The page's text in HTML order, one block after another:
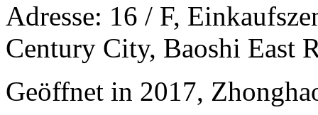
Adresse: 16 / F,
Century City, Baoshi East
Geöffnet in 2017,